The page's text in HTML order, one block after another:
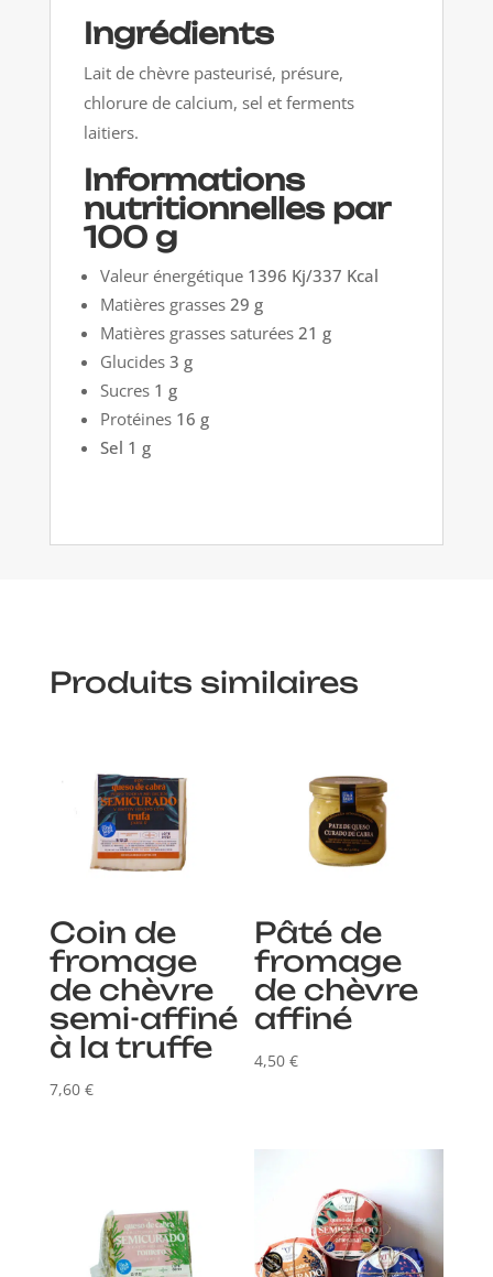
Ingrédients
Lait de chèvre pasteurisé, présure,
chlorure de calcium, sel et ferments
laitiers.
Informations
nutritionnelles par
100 g
Valeur énergétique 1396 Kj/337 Kcal
Matières grasses29 g
Matières grasses saturées21 g
Glucides3 g
Sucres 1 g
Protéines 16 g
Sel 1 g
Produits similaires
Coin de
fromage
de chèvre
semi-affiné
à la truffe
7,60 €
Pâté de
fromage
de chèvre
affiné
4,50€